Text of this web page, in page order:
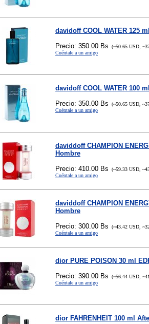
davidoff COOL WATER 125
Precio: 350.00 Bs (~50.65 USD,
Cuéntale a un amigo
davidoff COOL WATER 100
Precio: 350.00 Bs (~50.65 USD,
Cuéntale a un amigo
daviddoff CHAMPION
Hombre
Precio: 410.00 Bs (~59.33 USD,
Cuéntale a un amigo
daviddoff CHAMPION
Hombre
Precio: 300.00 Bs (~43.42 USD,
Cuéntale a un amigo
dior PURE POISON 30 ml
Precio: 390.00 Bs (~56.44 USD,
Cuéntale a un amigo
dior FAHRENHEIT 100 ml